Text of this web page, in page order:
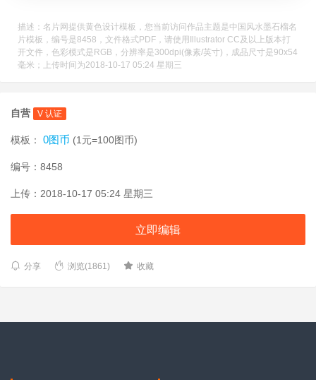
描述：名片网提供黄色设计模板，您当前访问作品主题是中国风水墨石榴名
片模板，编号是8458，文件格式PDF，请使用Illustrator CC及以上版本打
开文件，色彩模式是RGB，分辨率是300dpi(像素/英寸)，成品尺寸是90x54
毫米；上传时间为2018-10-17 05:24 星期三
自营 V 认证
模板： 0图币 (1元=100图币)
编号：8458
上传：2018-10-17 05:24 星期三
立即编辑
分享 浏览(1861) 收藏